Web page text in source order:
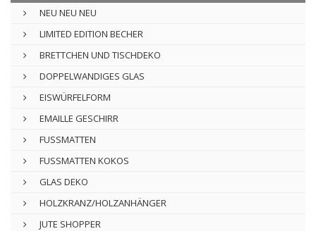
NEU NEU NEU
LIMITED EDITION BECHER
BRETTCHEN UND TISCHDEKO
DOPPELWANDIGES GLAS
EISWÜRFELFORM
EMAILLE GESCHIRR
FUSSMATTEN
FUSSMATTEN KOKOS
GLAS DEKO
HOLZKRANZ/HOLZANHÄNGER
JUTE SHOPPER